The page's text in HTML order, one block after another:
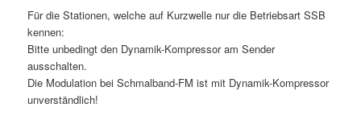
Für die Stationen, welche auf Kurzwelle nur die Betriebsart SSB
kennen:
Bitte unbedingt den Dynamik-Kompressor am Sender
ausschalten.
Die Modulation bei Schmalband-FM ist mit Dynamik-Kompressor
unverständlich!